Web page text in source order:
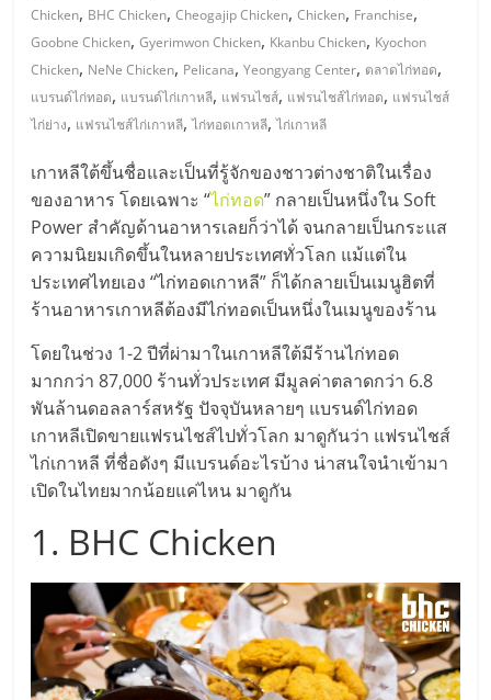
ส
เอ็
มอี
ไทย,
SMEs,
แฟ
รน
ไชส์,
ที่
ปรึกษา
แฟ
Chicken, BHC Chicken,Cheogajip Chicken,Chicken, Franchise,
Goobne Chicken,Gyerimwon Chicken, Kkanbu Chicken, Kyochon
Chicken, NeNe Chicken, Pelicana,Yeongyang Center, ตลาดไก่ทอด,
แบรนด์ไก่ทอด, แบรนด์ไก่เกาหลี, แฟรนไชส์, แฟรนไชส์ไก่ทอด, แฟรนไชส์
ไก่ย่าง, แฟรนไชส์ไก่เกาหลี,ไก่ทอดเกาหลี,ไก่เกาหลี
เกาหลีใต้ขึ้นชื่อและเป็นที่รู้จักของชาวต่างชาติในเรื่อง
ของอาหาร โดยเฉพาะ “ไก่ทอด” กลายเป็นหนึ่งใน Soft
Power สำคัญด้านอาหารเลยก็ว่าได้ จนกลายเป็นกระแส
ความนิยมเกิดขึ้นในหลายประเทศทั่วโลก แม้แต่ใน
ประเทศไทยเอง “ไก่ทอดเกาหลี” ก็ได้กลายเป็นเมนูฮิตที่
ร้านอาหารเกาหลีต้องมีไก่ทอดเป็นหนึ่งในเมนูของร้าน
โดยในช่วง 1-2 ปีที่ผ่ามาในเกาหลีใต้มีร้านไก่ทอด
มากกว่า 87,000 ร้านทั่วประเทศ มีมูลค่าตลาดกว่า 6.8
พันล้านดอลลาร์สหรัฐ ปัจจุบันหลายๆ แบรนด์ไก่ทอด
เกาหลีเปิดขายแฟรนไชส์ไปทั่วโลก มาดูกันว่า แฟรนไชส์
ไก่เกาหลี ที่ชื่อดังๆ มีแบรนด์อะไรบ้าง น่าสนใจนำเข้ามา
เปิดในไทยมากน้อยแค่ไหน มาดูกัน
1. BHC Chicken